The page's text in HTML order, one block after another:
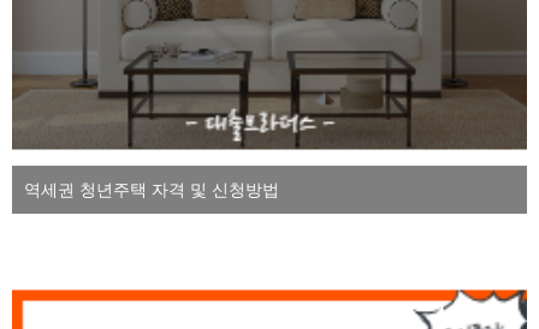
역세권 청년주택 자격 및 신청방법